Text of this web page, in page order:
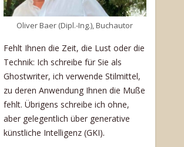
Oliver Baer (Dipl.-Ing.), Buchautor
Fehlt Ihnen die Zeit, die Lust oder die
Technik: Ich schreibe für Sie als
Ghostwriter, ich verwende Stilmittel,
zu deren Anwendung Ihnen die Muße
fehlt. Übrigens schreibe ich ohne,
aber gelegentlich über generative
künstliche Intelligenz (GKI).